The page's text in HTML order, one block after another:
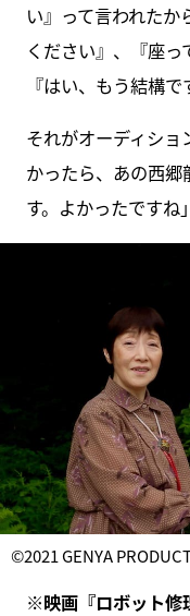
い』って言われたか
ください』、『座
『はい、もう結構で
それがオーディショ
かったら、あの西
す。よかったですね」
©︎2021 GENYA
※映画『ロボット修